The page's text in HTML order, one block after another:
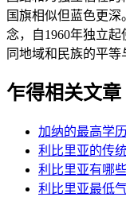
国旗相似但蓝色更
念，自1960年独立
同地域和民族的平等
乍得相关文章
加纳的最高学
利比里亚的传
利比里亚有哪
利比里亚最低